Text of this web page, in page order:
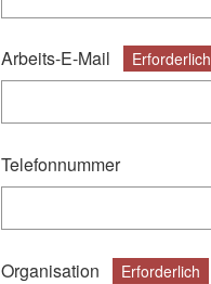
Arbeits-E-Mail Erforderlich
Telefonnummer
Organisation Erforderlich